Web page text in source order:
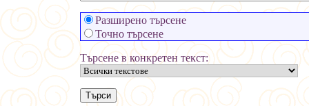
Разширено търсене
Точно търсене
Търсене в конкретен текст: